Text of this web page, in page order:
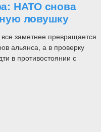
НАТО снова
ловушку
заметнее превращается
альянса, а в проверку
в противостоянии с